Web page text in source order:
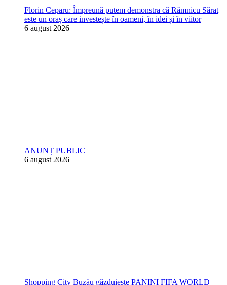
Florin Ceparu: Împreună putem demonstra că Râmnicu Sărat
este un oraș care investește în oameni, în idei și în viitor
6 august 2026
ANUNȚ PUBLIC
6 august 2026
Shopping City Buzău găzduiește PANINI FIFA WORLD